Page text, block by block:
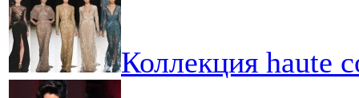
Коллекция haute